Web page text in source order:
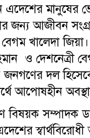
মানুষের
জন্য আজীবন
বেগম খালেদা
ও দেশনেত্রী
জনগণের দল
আপোষহীন
বিষয়ক